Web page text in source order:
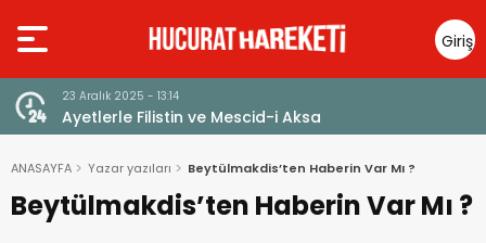
Giriş
Yap
23 Aralık 2025 - 13:14
Ayetlerle Filistin ve Mescid-i Aksa
ANASAYFA Yazar yazıları Beytülmakdis’ten Haberin Var Mı ?
Beytülmakdis’ten Haberin Var Mı ?